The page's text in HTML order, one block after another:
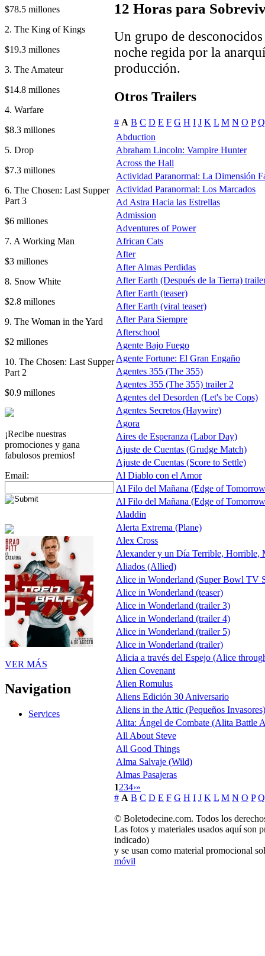
$78.5 millones
2. The King of Kings
$19.3 millones
3. The Amateur
$14.8 millones
4. Warfare
$8.3 millones
5. Drop
$7.3 millones
6. The Chosen: Last Supper
Part 3
$6 millones
7. A Working Man
$3 millones
8. Snow White
$2.8 millones
9. The Woman in the Yard
$2 millones
10. The Chosen: Last Supper
Part 2
$0.9 millones
¡Recibe nuestras
promociones y gana
fabulosos premios!
Email:
VER MÁS
Navigation
Services
12 Horas para
Un grupo de
noche regida por la
producción.
Otros Trailers
# A B C D E F G H I J K L M N O P Q
Abduction
Abraham Lincoln: Vampire Hunter
Across the Hall
Actividad Paranormal: La Dimensión
Actividad Paranormal: Los Marcados
Ad Astra Hacia las Estrellas
Admission
Adventures of Power
African Cats
After
After Almas Perdidas
After Earth (Después de la Tierra)
After Earth (teaser)
After Earth (viral teaser)
After Para Siempre
Afterschool
Agente Bajo Fuego
Agente Fortune: El Gran Engaño
Agentes 355 (The 355)
Agentes 355 (The 355) trailer 2
Agentes del Desorden (Let's be Cops)
Agentes Secretos (Haywire)
Agora
Aires de Esperanza (Labor Day)
Ajuste de Cuentas (Grudge Match)
Ajuste de Cuentas (Score to Settle)
Al Diablo con el Amor
Al Filo del Mañana (Edge of
Al Filo del Mañana (Edge of
Aladdin
Alerta Extrema (Plane)
Alex Cross
Alexander y un Día Terrible, Horrible,
Aliados (Allied)
Alice in Wonderland (Super Bowl TV
Alice in Wonderland (teaser)
Alice in Wonderland (trailer 3)
Alice in Wonderland (trailer 4)
Alice in Wonderland (trailer 5)
Alice in Wonderland (trailer)
Alicia a través del Espejo (Alice
Alien Covenant
Alien Romulus
Aliens Edición 30 Aniversario
Aliens in the Attic (Pequeños Invasores)
Alita: Ángel de Combate (Alita Battle
All About Steve
All Good Things
Alma Salvaje (Wild)
Almas Pasajeras
1234›»
# A B C D E F G H I J K L M N O P Q
© Boletodecine.com. Todos los
Las fotos y materiales usados aquí son
indicado)
y se usan como material promocional
móvil